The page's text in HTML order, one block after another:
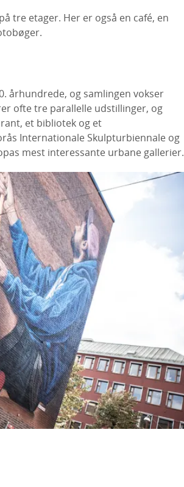
tre etager. Her er også en café, en
århundrede, og samlingen vokser
ofte tre parallelle udstillinger, og
et bibliotek og et
Internationale Skulpturbiennale og
mest interessante urbane gallerier.